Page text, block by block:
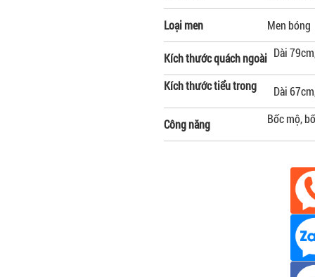
Loại men Men bóng
Kích thước quách ngoàiDài 79cm,
Kích thước tiểu trong Dài
Công năng Bốc mộ,